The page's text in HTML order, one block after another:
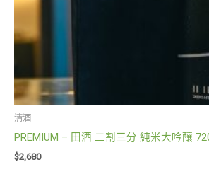
清酒
PREMIUM – 田酒 二割三分 純米大吟釀
$2,680